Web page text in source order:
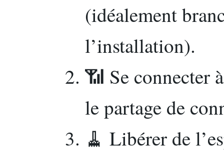
(idéalement
l’installation).
📶 Se connecter
le partage de
🧹 Libérer de